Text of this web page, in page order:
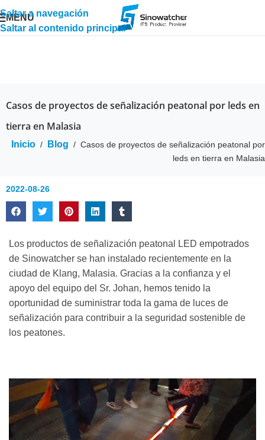
Saltar a navegación
Saltar al contenido principal
MENÚ
Casos de proyectos de señalización peatonal por leds en
tierra en Malasia
Inicio / Blog / Casos de proyectos de señalización peatonal por
leds en tierra en Malasia
2022-08-26
Los productos de señalización peatonal LED empotrados
de Sinowatcher se han instalado recientemente en la
ciudad de Klang, Malasia. Gracias a la confianza y el
apoyo del equipo del Sr. Johan, hemos tenido la
oportunidad de suministrar toda la gama de luces de
señalización para contribuir a la seguridad sostenible de
los peatones.